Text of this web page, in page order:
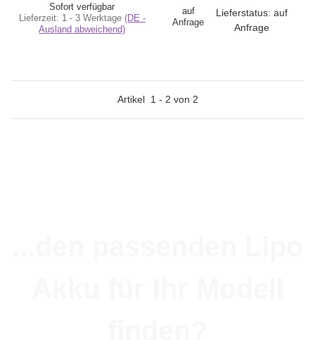
Sofort verfügbar
Lieferzeit: 1 - 3 Werktage (DE -
Ausland abweichend)
auf
Anfrage
Lieferstatus: auf
Anfrage
Artikel 1 - 2 von 2